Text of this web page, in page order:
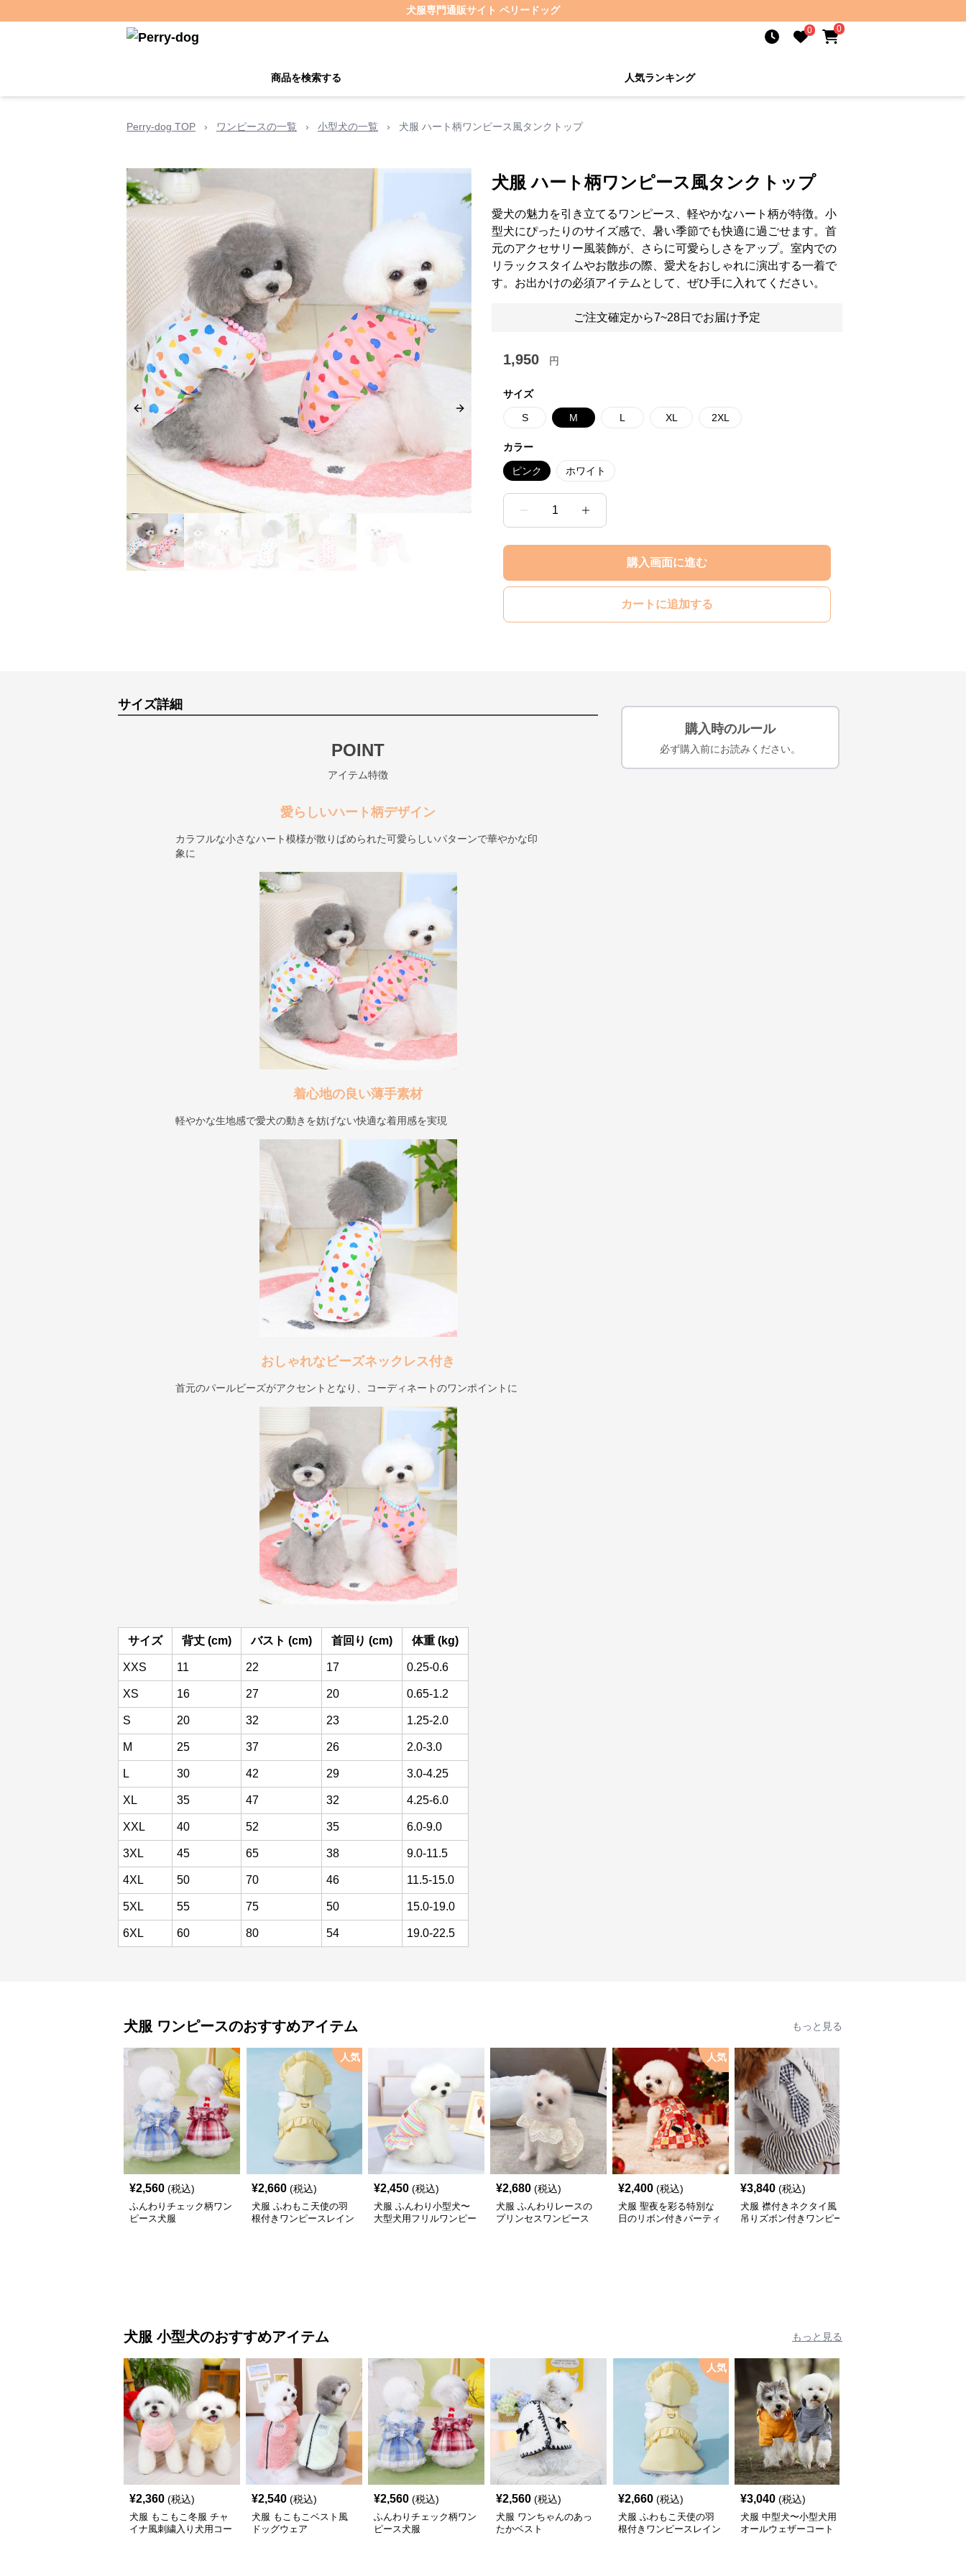
犬服専門通販サイト ペリードッグ
0 0
商品を検索する 人気ランキング
Perry-dog TOP › ワンピースの一覧 › 小型犬の一覧 › 犬服 ハート柄ワンピース風タンクトップ
Previous slide Next slide
犬服 ハート柄ワンピース風タンクトップ
愛犬の魅力を引き立てるワンピース、軽やかなハート柄が特徴。小
型犬にぴったりのサイズ感で、暑い季節でも快適に過ごせます。首
元のアクセサリー風装飾が、さらに可愛らしさをアップ。室内での
リラックスタイムやお散歩の際、愛犬をおしゃれに演出する一着で
す。お出かけの必須アイテムとして、ぜひ手に入れてください。
ご注文確定から7~28日でお届け予定
1,950 円
サイズ
S M L XL 2XL
カラー
ピンク ホワイト
1
購入画面に進む
カートに追加する
サイズ詳細
POINT
アイテム特徴
愛らしいハート柄デザイン
カラフルな小さなハート模様が散りばめられた可愛らしいパターンで華やかな印
象に
着心地の良い薄手素材
軽やかな生地感で愛犬の動きを妨げない快適な着用感を実現
おしゃれなビーズネックレス付き
首元のパールビーズがアクセントとなり、コーディネートのワンポイントに
サイズ 背丈 (cm) バスト (cm) 首回り (cm) 体重 (kg)
XXS 11 22 17 0.25-0.6
XS 16 27 20 0.65-1.2
S 20 32 23 1.25-2.0
M 25 37 26 2.0-3.0
L 30 42 29 3.0-4.25
XL 35 47 32 4.25-6.0
XXL 40 52 35 6.0-9.0
3XL 45 65 38 9.0-11.5
4XL 50 70 46 11.5-15.0
5XL 55 75 50 15.0-19.0
6XL 60 80 54 19.0-22.5
購入時のルール
必ず購入前にお読みください。
犬服 ワンピースのおすすめアイテム もっと見る
¥2,560 (税込)
ふんわりチェック柄ワン
ピース犬服
人気
¥2,660 (税込)
犬服 ふわもこ天使の羽
根付きワンピースレイン
¥2,450 (税込)
犬服 ふんわり小型犬〜
大型犬用フリルワンピー
¥2,680 (税込)
犬服 ふんわりレースの
プリンセスワンピース
人気
¥2,400 (税込)
犬服 聖夜を彩る特別な
日のリボン付きパーティ
¥3,840 (税込)
犬服 襟付きネクタイ風
吊りズボン付きワンピー
犬服 小型犬のおすすめアイテム もっと見る
¥2,360 (税込)
犬服 もこもこ冬服 チャ
イナ風刺繍入り犬用コー
¥2,540 (税込)
犬服 もこもこベスト風
ドッグウェア
¥2,560 (税込)
ふんわりチェック柄ワン
ピース犬服
¥2,560 (税込)
犬服 ワンちゃんのあっ
たかベスト
人気
¥2,660 (税込)
犬服 ふわもこ天使の羽
根付きワンピースレイン
¥3,040 (税込)
犬服 中型犬〜小型犬用
オールウェザーコート